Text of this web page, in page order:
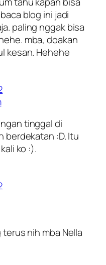
blog ini jadi
paling nggak bisa
mba, doakan
kesan. Hehehe
tinggal di
berdekatan :D. Itu
ko :).
nih mba Nella